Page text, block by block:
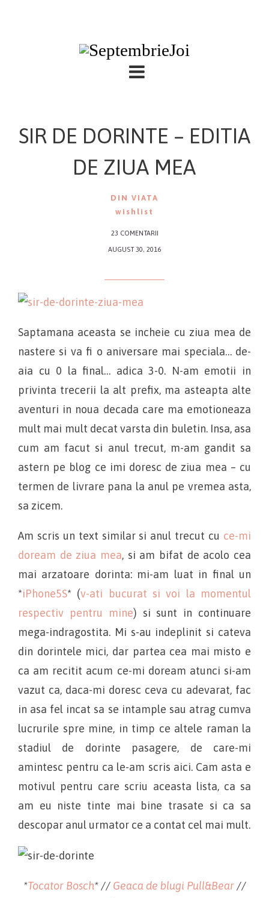
SIR DE DORINTE – EDITIA
DE ZIUA MEA
DIN VIATA
wishlist
23 COMENTARII
AUGUST 30, 2016
Saptamana aceasta se incheie cu ziua mea de
nastere si va fi o aniversare mai speciala… de-
aia cu 0 la final… adica 3-0. N-am emotii in
privinta trecerii la alt prefix, ma asteapta alte
aventuri in noua decada care ma emotioneaza
mult mai mult decat varsta din buletin. Insa, asa
cum am facut si anul trecut, m-am gandit sa
astern pe blog ce imi doresc de ziua mea – cu
termen de livrare pana la anul pe vremea asta,
sa zicem.
Am scris un text similar si anul trecut cu ce-mi
doream de ziua mea, si am bifat de acolo cea
mai arzatoare dorinta: mi-am luat in final un
*iPhone5S* (v-ati bucurat si voi la momentul
respectiv pentru mine) si sunt in continuare
mega-indragostita. Mi s-au indeplinit si cateva
din dorintele mici, dar partea cea mai misto e
ca am recitit acum ce-mi doream atunci si-am
vazut ca, daca-mi doresc ceva cu adevarat, fac
in asa fel incat sa se intample sau atrag cumva
lucrurile spre mine, in timp ce altele raman la
stadiul de dorinte pasagere, de care-mi
amintesc pentru ca le-am scris aici. Cam asta e
motivul pentru care scriu aceasta lista, ca sa
am eu niste tinte mai bine trasate si ca sa
descopar anul urmator ce a contat cel mai mult.
*Tocator Bosch* // Geaca de blugi Pull&Bear//